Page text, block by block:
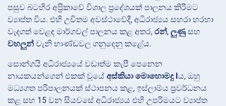
පසුව බටහිර අප්‍රිකාවේ විශාල ප්‍රදේශයක් පාලනය කිරීමට
ව්‍යාප්ත විය. එහි උචිතම අවස්ථාවේදී, අධිරාජ්‍යය සහරා හරහා
වැදගත් වෙළඳ මාර්ගවල් පාලනය කළ අතර, රන්, ලුණු සහ
වහලුන් වැනි භාණ්ඩවල ගනුදෙනු කළේය.
සොන්ගයි අධිරාජ්‍යයේ වඩාත්ම කැපී පෙනෙන
නායකයන්ගෙන් එකක් වූයේ අස්කියා මොහොමදු I ය, ඔහු
මධ්‍යගත පරිපාලනයක් ස්ථාපනය කළ, ඉස්ලාම්ය ප්‍රවර්ධනය
කළ සහ 15 වන සියවසේ අධිරාජ්‍යය එහි උපරිමයට ව්‍යාප්ත